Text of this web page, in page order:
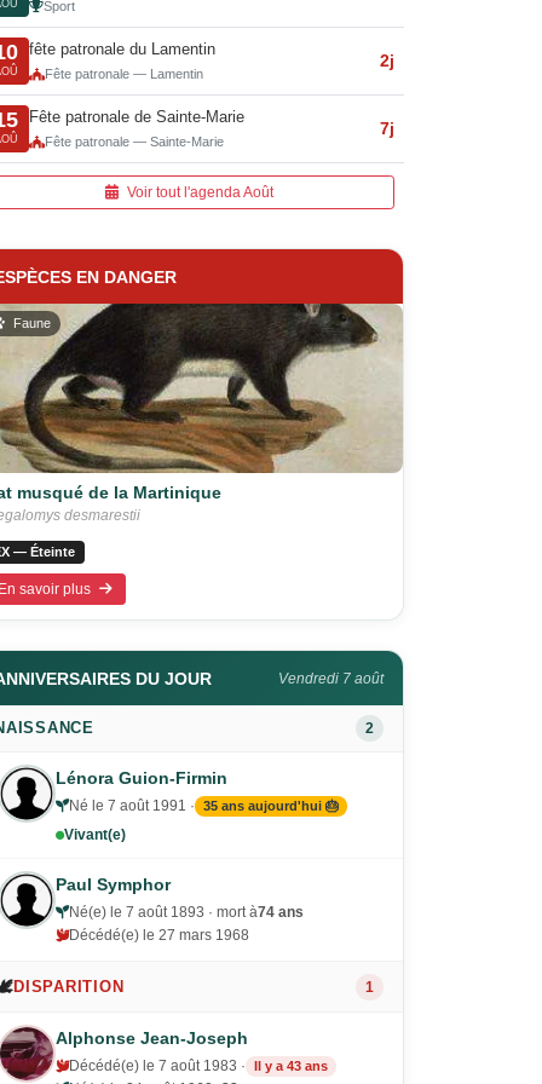
Sport
fête patronale du Lamentin
Fête patronale — Lamentin
2j
Fête patronale de Sainte-Marie
Fête patronale — Sainte-Marie
7j
Voir tout l'agenda Août
EN DANGER
Faune
musqué de la Martinique
desmarestii
— Éteinte
savoir plus
DU JOUR Vendredi 7 août
2
Lénora Guion-Firmin
Né le 7 août 1991 · 35 ans aujourd'hui 🎂
Vivant(e)
Paul Symphor
Né(e) le 7 août 1893 · mort à74 ans
Décédé(e) le 27 mars 1968
DISPARITION 1
Alphonse Jean-Joseph
Décédé(e) le 7 août 1983 · Il y a 43 ans